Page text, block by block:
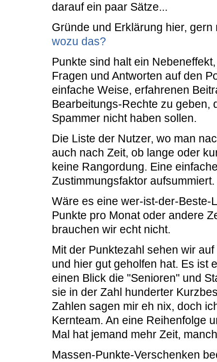
darauf ein paar Sätze...
Gründe und Erklärung hier,
wozu das?
Punkte sind halt ein
Fragen und Antworten auf den
einfache Weise, erfahrenen
Bearbeitungs-Rechte zu geben,
Spammer nicht haben sollen.
Die Liste der Nutzer, wo man
auch nach Zeit, ob lange oder
keine Rangordung. Eine
Zustimmungsfaktor aufsummiert.
Wäre es eine wer-ist-der-Beste-
Punkte pro Monat oder andere
brauchen wir echt nicht.
Mit der Punktezahl sehen wir
und hier gut geholfen hat. Es ist
einen Blick die "Senioren" und
sie in der Zahl hunderter
Zahlen sagen mir eh nix, doch
Kernteam. An eine Reihenfolge
Mal hat jemand mehr Zeit,
Massen-Punkte-Verschenken